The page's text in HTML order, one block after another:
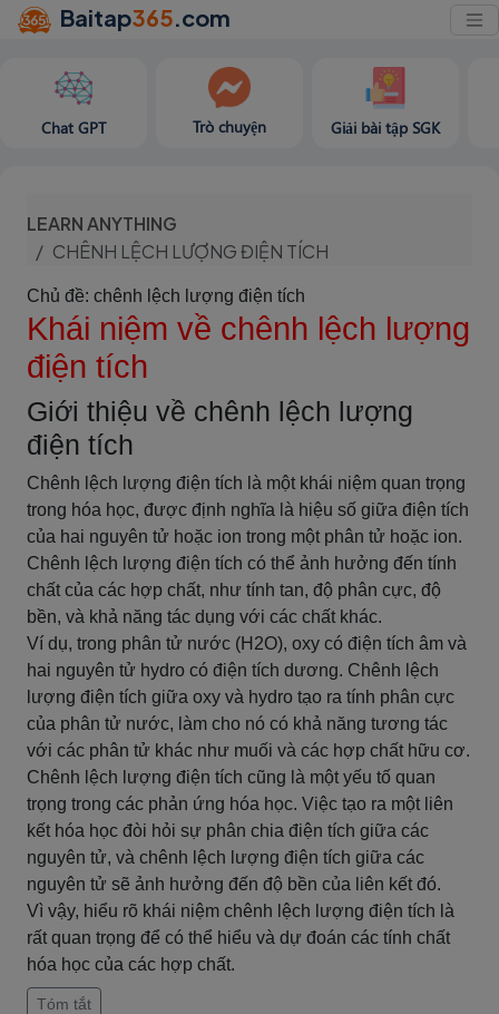
Baitap365.com
Chat GPT Trò chuyện Giải bài tập SGK
LEARN ANYTHING
CHÊNH LỆCH LƯỢNG ĐIỆN TÍCH
Chủ đề: chênh lệch lượng điện tích
Khái niệm về chênh lệch lượng
điện tích
Giới thiệu về chênh lệch lượng
điện tích
Chênh lệch lượng điện tích là một khái niệm quan trọng
trong hóa học, được định nghĩa là hiệu số giữa điện tích
của hai nguyên tử hoặc ion trong một phân tử hoặc ion.
Chênh lệch lượng điện tích có thể ảnh hưởng đến tính
chất của các hợp chất, như tính tan, độ phân cực, độ
bền, và khả năng tác dụng với các chất khác.
Ví dụ, trong phân tử nước (H2O), oxy có điện tích âm và
hai nguyên tử hydro có điện tích dương. Chênh lệch
lượng điện tích giữa oxy và hydro tạo ra tính phân cực
của phân tử nước, làm cho nó có khả năng tương tác
với các phân tử khác như muối và các hợp chất hữu cơ.
Chênh lệch lượng điện tích cũng là một yếu tố quan
trọng trong các phản ứng hóa học. Việc tạo ra một liên
kết hóa học đòi hỏi sự phân chia điện tích giữa các
nguyên tử, và chênh lệch lượng điện tích giữa các
nguyên tử sẽ ảnh hưởng đến độ bền của liên kết đó.
Vì vậy, hiểu rõ khái niệm chênh lệch lượng điện tích là
rất quan trọng để có thể hiểu và dự đoán các tính chất
hóa học của các hợp chất.
Tóm tắt